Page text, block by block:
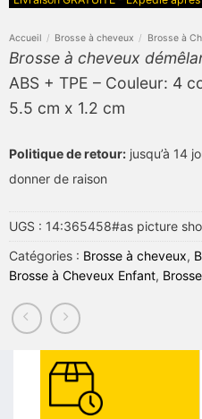
Accueil / Brosse à cheveux / Brosse à
Brosse à cheveux
ABS + TPE – Couleur: 4
5.5 cm x 1.2 cm
Politique de retour: jusqu’à 14
donner de raison
UGS : 14:365458#as picture
Catégories : Brosse à cheveux,
Brosse à Cheveux Enfant,